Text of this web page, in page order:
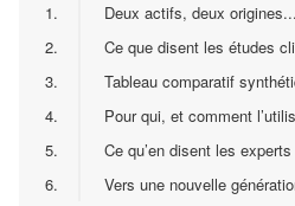
1.
Deux actifs, deux
2.
Ce que disent les études
3.
Tableau comparatif
4.
Pour qui, et comment
5.
Ce qu’en disent les experts
6.
Vers une nouvelle